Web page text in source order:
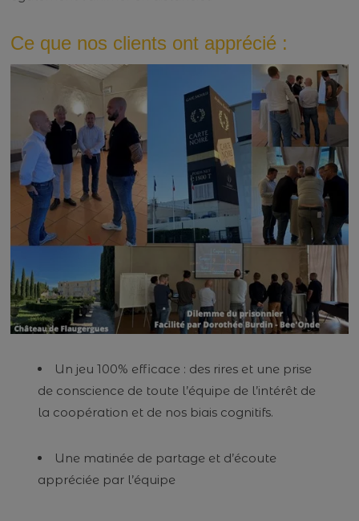
Ce que nos clients ont apprécié :
Un jeu 100% efficace : des rires et une prise
de conscience de toute l’équipe de l’intérêt de
la coopération et de nos biais cognitifs.
Une matinée de partage et d’écoute
appréciée par l’équipe